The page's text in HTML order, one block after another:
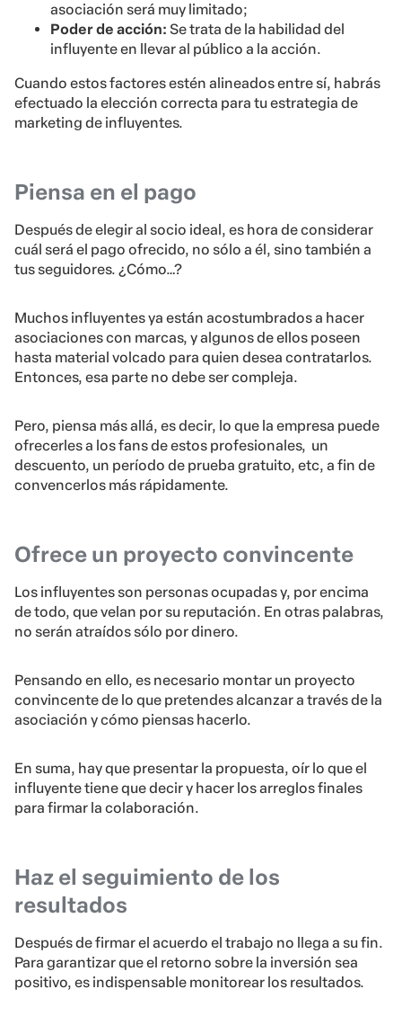
asociación será muy limitado;
Poder de acción: Se trata de la habilidad del
influyente en llevar al público a la acción.
Cuando estos factores estén alineados entre sí, habrás
efectuado la elección correcta para tu estrategia de
marketing de influyentes.
Piensa en el pago
Después de elegir al socio ideal, es hora de considerar
cuál será el pago ofrecido, no sólo a él, sino también a
tus seguidores. ¿Cómo…?
Muchos influyentes ya están acostumbrados a hacer
asociaciones con marcas, y algunos de ellos poseen
hasta material volcado para quien desea contratarlos.
Entonces, esa parte no debe ser compleja.
Pero, piensa más allá, es decir, lo que la empresa puede
ofrecerles a los fans de estos profesionales, un
descuento, un período de prueba gratuito, etc, a fin de
convencerlos más rápidamente.
Ofrece un proyecto convincente
Los influyentes son personas ocupadas y, por encima
de todo, que velan por su reputación. En otras palabras,
no serán atraídos sólo por dinero.
Pensando en ello, es necesario montar un proyecto
convincente de lo que pretendes alcanzar a través de la
asociación y cómo piensas hacerlo.
En suma, hay que presentar la propuesta, oír lo que el
influyente tiene que decir y hacer los arreglos finales
para firmar la colaboración.
Haz el seguimiento de los
resultados
Después de firmar el acuerdo el trabajo no llega a su fin.
Para garantizar que el retorno sobre la inversión sea
positivo, es indispensable monitorear los resultados.